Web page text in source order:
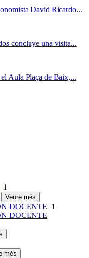
David Ricardo...
concluye una visita...
Aula Plaça de Baix,...
1
Veure més
DOCENTE 1
DOCENTE
més